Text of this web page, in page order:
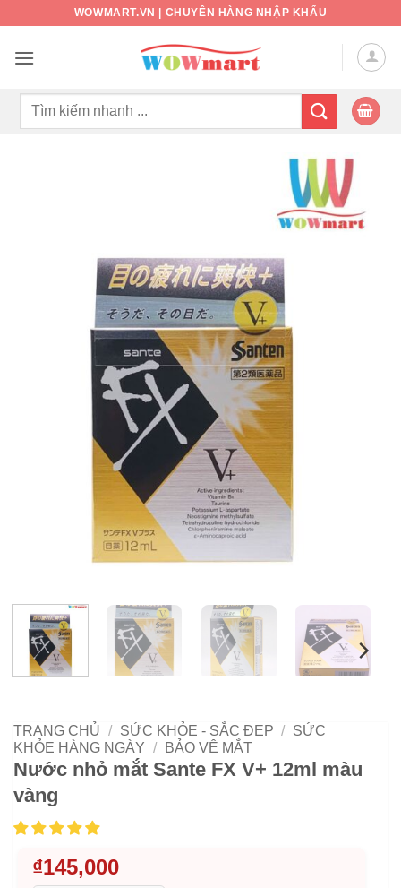
nội
WOWMART.VN | CHUYÊN HÀNG NHẬP KHẨU
Tìm
TRANG CHỦ / SỨC KHỎE - SẮC ĐẸP / SỨC
KHỎE HÀNG NGÀY / BẢO VỆ MẮT
Nước nhỏ mắt Sante FX V+ 12ml màu
vàng
₫145,000